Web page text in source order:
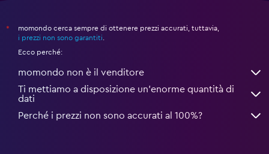
*
momondo cerca sempre di ottenere prezzi accurati, tuttavia,
i prezzi non sono garantiti
Ecco perché:
momondo non è il venditore
Ti mettiamo a disposizione un’enorme quantità di
dati
Perché i prezzi non sono accurati al 100%?